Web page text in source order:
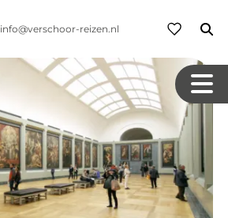
info@verschoor-reizen.nl